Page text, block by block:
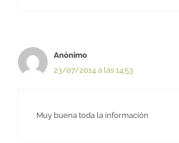
Anónimo
23/07/2014 a las 14:53
Muy buena toda la información